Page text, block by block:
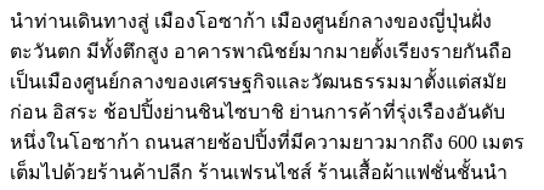
นำท่านเดินทางสู่ เมืองโอซาก้า เมืองศูนย์กลางของญี่ปุ่นฝั่ง
ตะวันตก มีทั้งตึกสูง อาคารพาณิชย์มากมายตั้งเรียงรายกันถือ
เป็นเมืองศูนย์กลางของเศรษฐกิจและวัฒนธรรมมาตั้งแต่สมัย
ก่อน อิสระ ช้อปปิ้งย่านชินไซบาชิ ย่านการค้าที่รุ่งเรืองอันดับ
หนึ่งในโอซาก้า ถนนสายช้อปปิ้งที่มีความยาวมากถึง 600 เมตร
เต็มไปด้วยร้านค้าปลีก ร้านเฟรนไชส์ ร้านเสื้อผ้าแฟชั่นชั้นนำ